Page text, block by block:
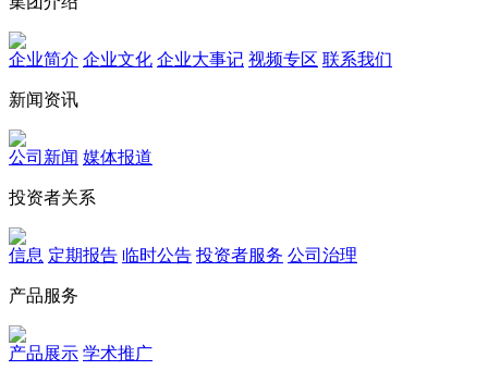
企业简介 企业文化 企业⼤事记 视频专区 联系我们
新闻资讯
公司新闻 媒体报道
投资者关系
信息 定期报告 临时公告 投资者服务 公司治理
产品服务
产品展示 学术推广